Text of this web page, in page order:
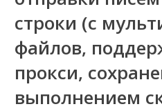
строки (с
файлов,
прокси,
выполнением